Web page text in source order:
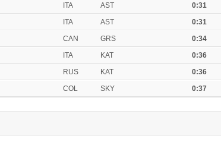
ITA AST
0:31
ITA AST
0:31
CAN GRS
0:34
ITA KAT
0:36
RUS KAT
0:36
COL SKY 0:37